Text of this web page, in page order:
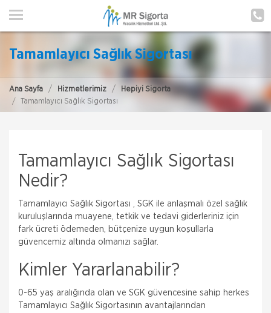
ANA SAYFA
POLIÇE HATIRLAT
MÜŞTERI GIRIŞI
TEKLİF AL
Tamamlayıcı Sağlık Sigortası
Ana Sayfa Hizmetlerimiz
Hepiyi Sigorta
Tamamlayıcı Sağlık Sigortası
Tamamlayıcı Sağlık Sigortası
Nedir?
Tamamlayıcı Sağlık Sigortası , SGK ile anlaşmalı özel sağlık
kuruluşlarında muayene, tetkik ve tedavi giderleriniz için
fark ücreti ödemeden, bütçenize uygun koşullarla
güvencemiz altında olmanızı sağlar.
Kimler Yararlanabilir?
0-65 yaş aralığında olan ve SGK güvencesine sahip herkes
Tamamlayıcı Sağlık Sigortasının avantajlarından